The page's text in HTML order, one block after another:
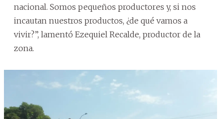
nacional. Somos pequeños productores y, si nos
incautan nuestros productos, ¿de qué vamos a
vivir?”, lamentó Ezequiel Recalde, productor de la
zona.